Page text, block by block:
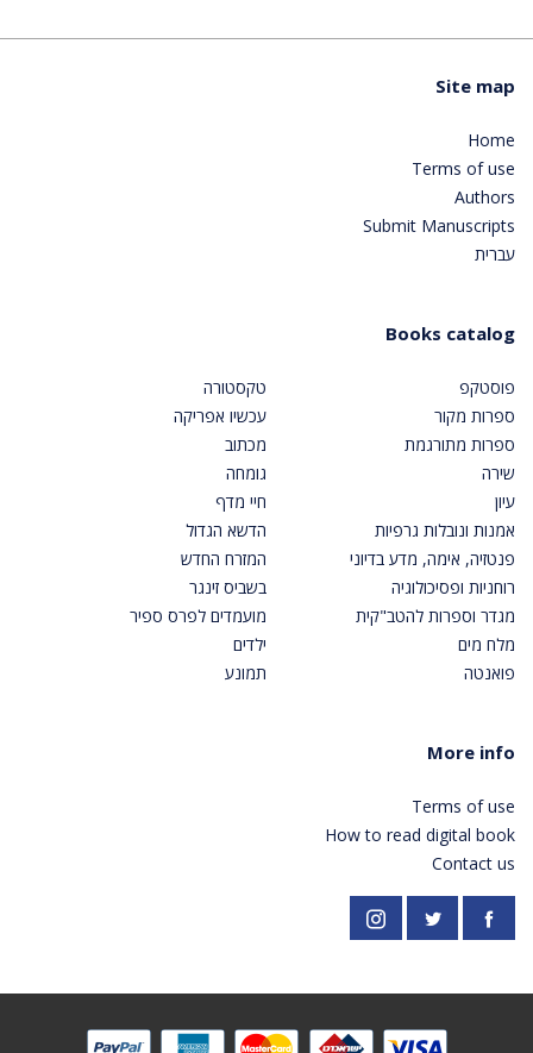
Site map
Home
Terms of use
Authors
Submit Manuscripts
עברית
Books catalog
פוסטקפ
ספרות מקור
ספרות מתורגמת
שירה
עיון
אמנות ונובלות גרפיות
פנטזיה, אימה, מדע בדיוני
רוחניות ופסיכולוגיה
מגדר וספרות להטב"קית
מלח מים
פואנטה
טקסטורה
עכשיו אפריקה
מכתוב
גומחה
חיי מדף
הדשא הגדול
המזרח החדש
בשביס זינגר
מועמדים לפרס ספיר
ילדים
תמונע
More info
Terms of use
How to read digital book
Contact us
Facebook
https://twitter.com/PardesPublish
Instagram